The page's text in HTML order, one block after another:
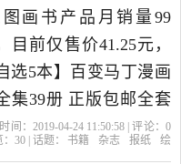
乐图书专营店精选书
志,报纸当中性价比很
绘本,图画书，由上海
。
画书产品月销量99
目前仅售价41.25元，
选5本】百变马丁漫画
集39册 正版包邮全套
书绘本小学生9-12岁小
间：2019-04-24 11:50:58 | 评论： 0
30 | 话题： 书籍 杂志 报纸
绘